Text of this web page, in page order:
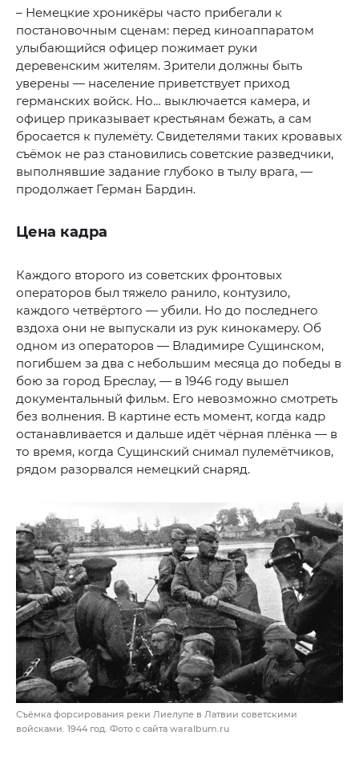
– Немецкие хроникёры часто прибегали к
постановочным сценам: перед киноаппаратом
улыбающийся офицер пожимает руки
деревенским жителям. Зрители должны быть
уверены — население приветствует приход
германских войск. Но… выключается камера, и
офицер приказывает крестьянам бежать, а сам
бросается к пулемёту. Свидетелями таких кровавых
съёмок не раз становились советские разведчики,
выполнявшие задание глубоко в тылу врага, —
продолжает Герман Бардин.
Цена кадра
Каждого второго из советских фронтовых
операторов был тяжело ранило, контузило,
каждого четвёртого — убили. Но до последнего
вздоха они не выпускали из рук кинокамеру. Об
одном из операторов — Владимире Сущинском,
погибшем за два с небольшим месяца до победы в
бою за город Бреслау, — в 1946 году вышел
документальный фильм. Его невозможно смотреть
без волнения. В картине есть момент, когда кадр
останавливается и дальше идёт чёрная плёнка — в
то время, когда Сущинский снимал пулемётчиков,
рядом разорвался немецкий снаряд.
Съёмка форсирования реки Лиелупе в Латвии советскими
войсками. 1944 год. Фото с сайта waralbum.ru